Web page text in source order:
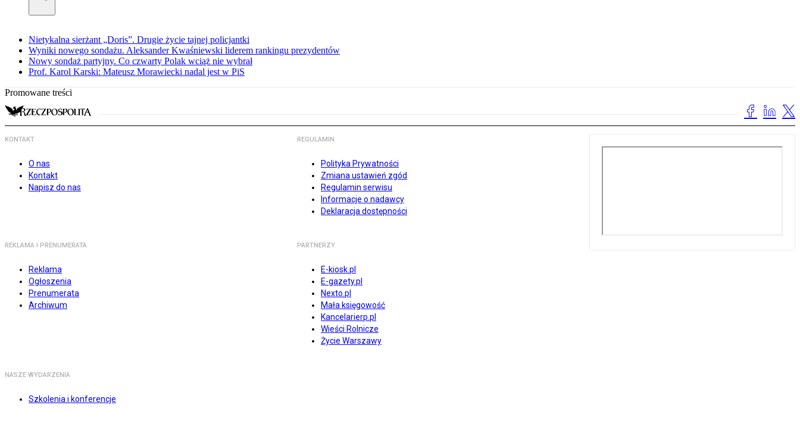
Nietykalna sierżant „Doris”. Drugie życie tajnej policjantki
Wyniki nowego sondażu. Aleksander Kwaśniewski liderem rankingu prezydentów
Nowy sondaż partyjny. Co czwarty Polak wciąż nie wybrał
Prof. Karol Karski: Mateusz Morawiecki nadal jest w PiS
Promowane treści
KONTAKT
O nas
Kontakt
Napisz do nas
REGULAMIN
Polityka Prywatności
Zmiana ustawień zgód
Regulamin serwisu
Informacje o nadawcy
Deklaracja dostępności
REKLAMA I PRENUMERATA
Reklama
Ogłoszenia
Prenumerata
Archiwum
PARTNERZY
E-kiosk.pl
E-gazety.pl
Nexto.pl
Mała księgowość
Kancelarierp.pl
Wieści Rolnicze
Życie Warszawy
NASZE WYDARZENIA
Szkolenia i konferencje